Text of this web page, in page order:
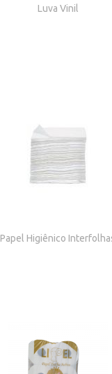
Luva Vinil
Papel Higiênico